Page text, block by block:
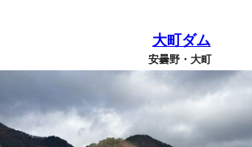
大町ダム
安曇野・大町